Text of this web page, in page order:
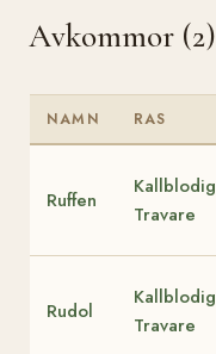
Avkommor (2)
NAMN RAS
Ruffen
Kallblodig
Travare
Rudol
Kallblodig
Travare